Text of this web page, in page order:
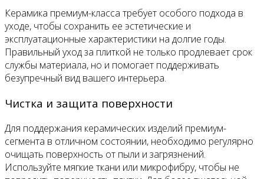
Керамика премиум-класса требует особого подхода в
уходе, чтобы сохранить ее эстетические и
эксплуатационные характеристики на долгие годы.
Правильный уход за плиткой не только продлевает срок
службы материала, но и помогает поддерживать
безупречный вид вашего интерьера.
Чистка и защита поверхности
Для поддержания керамических изделий премиум-
сегмента в отличном состоянии, необходимо регулярно
очищать поверхность от пыли и загрязнений.
Используйте мягкие ткани или микрофибру, чтобы не